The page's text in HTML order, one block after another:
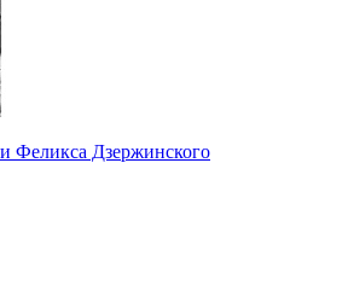
Феликса Дзержинского